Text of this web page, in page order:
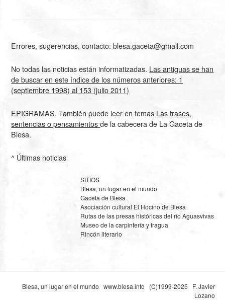
Errores, sugerencias, contacto: blesa.gaceta@gmail.com
No todas las noticias están informatizadas. Las antiguas se han
de buscar en este índice de los números anteriores: 1
(septiembre 1998) al 153 (julio 2011)
EPIGRAMAS. También puede leer en temas Las frases,
sentencias o pensamientosde la cabecera de La Gaceta de
Blesa.
^ Últimas noticias
SITIOS
Blesa, un lugar en el mundo
Gaceta de Blesa
Asociación cultural El Hocino de Blesa
Rutas de las presas históricas del río Aguasvivas
Museo de la carpintería y fragua
Rincón literario
Blesa, un lugar en el mundo www.blesa.info
(C)1999-2025 F. Javier
Lozano